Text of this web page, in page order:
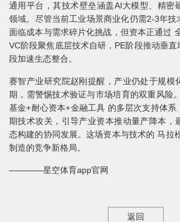
通用平台，其技术壁垒涵盖AI大模型、精密
领域。尽管当前工业场景商业化仍需2-3年技
面临成本与需求碎片化挑战，但资本正通过
VC阶段聚焦底层技术自研，PE阶段推动垂
段加速生态整合。
赛智产业研究院赵刚提醒，产业仍处于规模
期，需警惕技术验证与市场培育的双重风险
基金+耐心资本+金融工具 的多层次支持体系
期技术攻关，引导产业资本推动量产降本，
态构建的协同发展。这场资本与技术的 马拉
制造的竞争新格局。
————星空体育app官网
返回